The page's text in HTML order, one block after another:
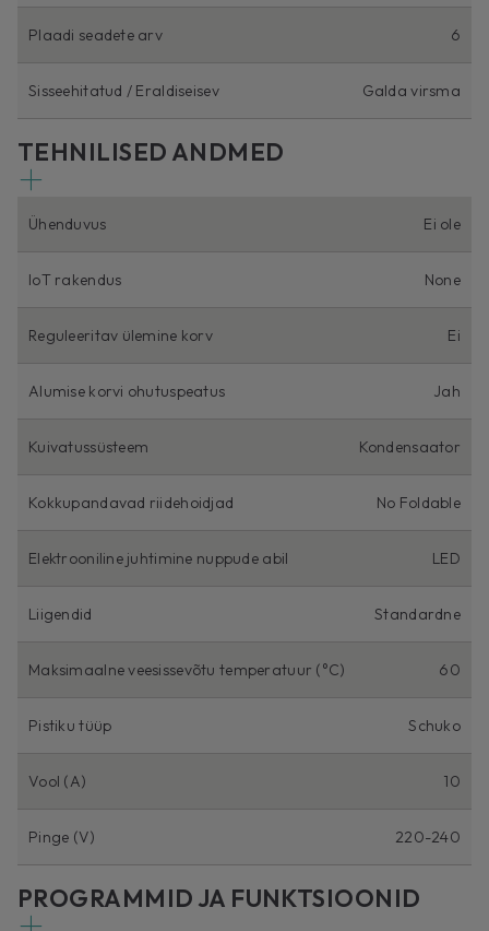
Plaadi seadete arv 6
Sisseehitatud / Eraldiseisev Galda virsma
TEHNILISED ANDMED
Ühenduvus Ei ole
IoT rakendus None
Reguleeritav ülemine korv Ei
Alumise korvi ohutuspeatus Jah
Kuivatussüsteem Kondensaator
Kokkupandavad riidehoidjad No Foldable
Elektrooniline juhtimine nuppude abil LED
Liigendid Standardne
Maksimaalne veesissevõtu temperatuur (°C) 60
Pistiku tüüp Schuko
Vool (A) 10
Pinge (V) 220-240
PROGRAMMID JA FUNKTSIOONID